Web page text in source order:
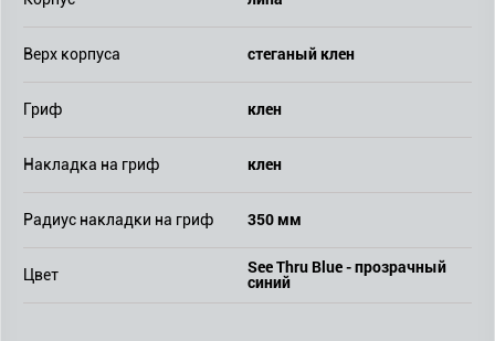
Верх корпуса стеганый клен
Гриф клен
Накладка на гриф клен
Радиус накладки на гриф 350 мм
Цвет See Thru Blue - прозрачный
синий